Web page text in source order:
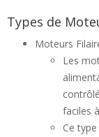
Types de
Moteurs
Les
faciles
Ce